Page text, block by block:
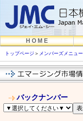
H O M E
トップページ ＞ メンバーズメニュー
バックナンバー